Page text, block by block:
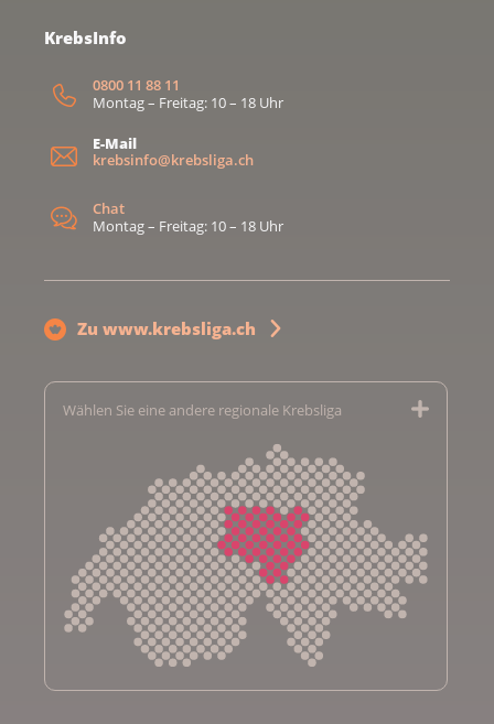
KrebsInfo
0800 11 88 11
Montag – Freitag: 10 – 18 Uhr
E-Mail
krebsinfo@krebsliga.ch
Chat
Montag – Freitag: 10 – 18 Uhr
Zu www.krebsliga.ch
Wählen Sie eine andere regionale Krebsliga